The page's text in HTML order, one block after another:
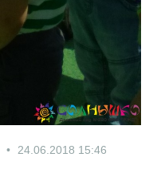
24.06.2018 15:46